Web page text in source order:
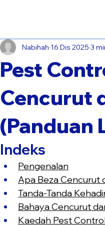
Pest
Cencurut
(Panduan
Nabihah 16 Dis 2025 3
Indeks
Pengenalan
Apa Beza Cencurut
Tanda-Tanda
Bahaya Cencurut
Kaedah Pest